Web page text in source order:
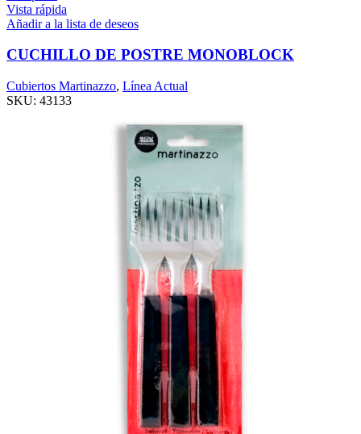
Vista rápida
Añadir a la lista de deseos
CUCHILLO DE POSTRE MONOBLOCK
Cubiertos Martinazzo, Línea Actual
SKU: 43133